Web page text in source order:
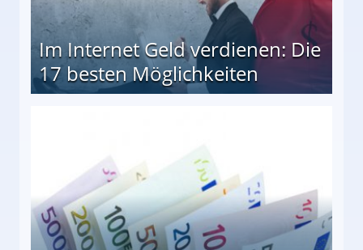
Im Internet Geld verdienen: Die
17 besten Möglichkeiten